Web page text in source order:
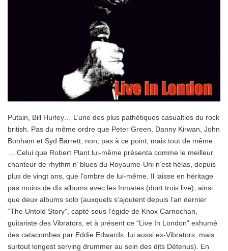
Putain, Bill Hurley… L’une des plus pathétiques casualties du rock
british. Pas du même ordre que Peter Green, Danny Kirwan, John
Bonham et Syd Barrett, non, pas à ce point, mais tout de même
… Celui que Robert Plant lui-même présenta comme le meilleur
chanteur de rhythm n’ blues du Royaume-Uni n’est hélas, depuis
plus de vingt ans, que l’ombre de lui-même. Il laisse en héritage
pas moins de dix albums avec les Inmates (dont trois live), ainsi
que deux albums solo (auxquels s’ajoutent depuis l’an dernier
“The Untold Story”, capté sous l‘égide de Knox Carnochan,
guitariste des Vibrators, et à présent ce “Live In London” exhumé
des catacombes par Eddie Edwards, lui aussi ex-Vibrators, mais
surtout longest serving drummer au sein des dits Détenus). En